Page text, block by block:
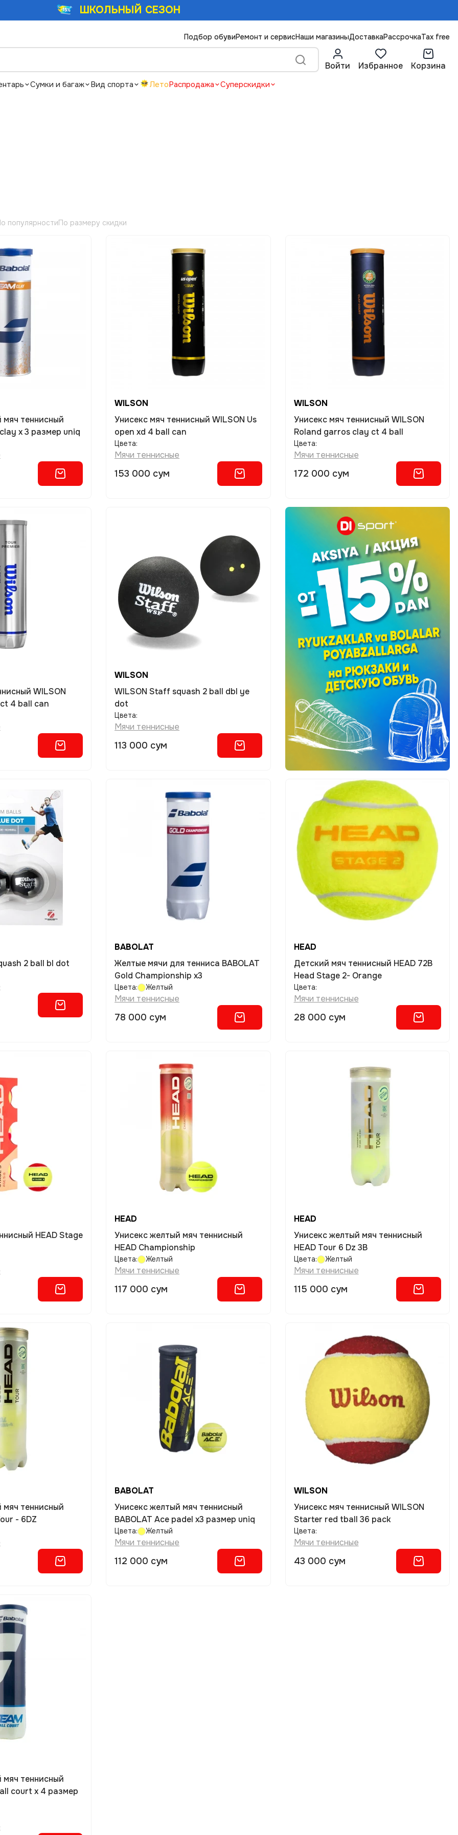
ШКОЛЬНЫЙ СЕЗОН
Подбор обувиРемонт и сервисНаши магазиныДоставкаРассрочкаTax free
Войти Избранное Корзина
Сумки и багаж Вид спорта ЛетоРаспродажа Суперскидки
популярностиПо размеру скидки
теннисный
x 3 размер uniq
WILSON
Унисекс мяч теннисный WILSON Us
open xd 4 ball can
Цвета:
Мячи теннисные
153 000 сум
WILSON
Унисекс мяч теннисный WILSON
Roland garros clay ct 4 ball
Цвета:
Мячи теннисные
172 000 сум
4 ball can
WILSON
WILSON Staff squash 2 ball dbl ye
dot
Цвета:
Мячи теннисные
113 000 сум
2 ball bl dot
BABOLAT
Желтые мячи для тенниса BABOLAT
Gold Championship x3
Цвета: Желтый
Мячи теннисные
78 000 сум
HEAD
Детский мяч теннисный HEAD 72B
Head Stage 2- Orange
Цвета:
Мячи теннисные
28 000 сум
HEAD
Унисекс желтый мяч теннисный
HEAD Championship
Цвета: Желтый
Мячи теннисные
117 000 сум
HEAD
Унисекс желтый мяч теннисный
HEAD Tour 6 Dz 3B
Цвета: Желтый
Мячи теннисные
115 000 сум
теннисный
- 6DZ
BABOLAT
Унисекс желтый мяч теннисный
BABOLAT Ace padel x3 размер uniq
Цвета: Желтый
Мячи теннисные
112 000 сум
WILSON
Унисекс мяч теннисный WILSON
Starter red tball 36 pack
Цвета:
Мячи теннисные
43 000 сум
теннисный
court x 4 размер